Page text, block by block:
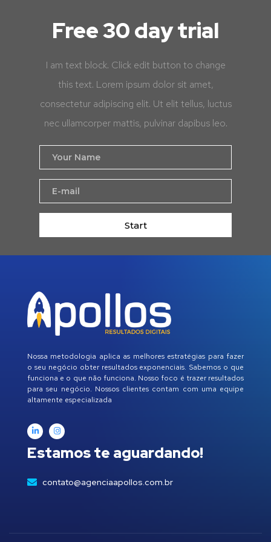
Free 30 day trial
I am text block. Click edit button to change
this text. Lorem ipsum dolor sit amet,
consectetur adipiscing elit. Ut elit tellus, luctus
nec ullamcorper mattis, pulvinar dapibus leo.
Start
Nossa metodologia aplica as melhores estratégias para fazer
o seu negócio obter resultados exponenciais. Sabemos o que
funciona e o que não funciona. Nosso foco é trazer resultados
para seu negócio. Nossos clientes contam com uma equipe
altamente especializada
Estamos te aguardando!
contato@agenciaapollos.com.br